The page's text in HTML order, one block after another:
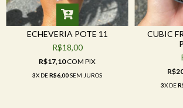
ECHEVERIA POTE 11
R$18,00
R$17,10COM PIX
3X DER$6,00SEM JUROS
CUBIC
3X DE